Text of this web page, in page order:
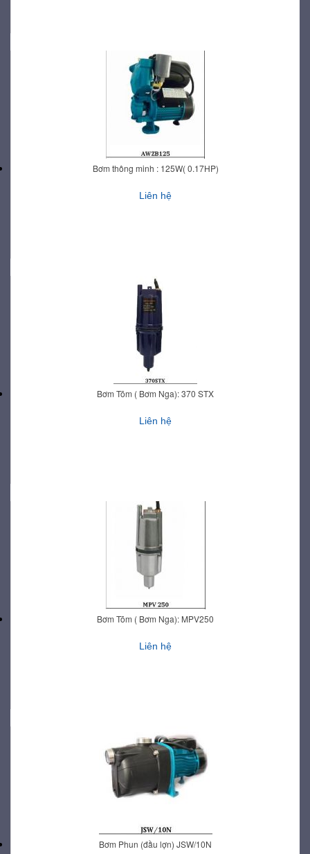
Bơm thông minh : 125W( 0.17HP)
Liên hệ
Bơm Tõm ( Bơm Nga): 370 STX
Liên hệ
Bơm Tõm ( Bơm Nga): MPV250
Liên hệ
Bơm Phun (đầu lợn) JSW/10N